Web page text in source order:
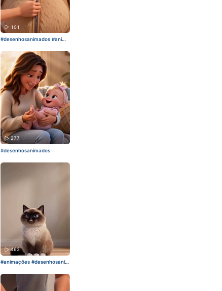
101
#desenhosanimados #anima
277
#desenhosanimados
463
#animações #desenhosanim